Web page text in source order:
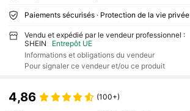
Paiements sécurisés · Protection de la vie privée
Vendu et expédié par le vendeur professionnel :
SHEIN
Entrepôt UE
Informations et obligations du vendeur
Pour signaler ce vendeur et/ou ce produit
4,86 (100+)